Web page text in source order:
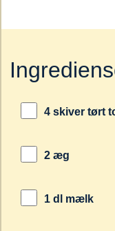
4 skiver tørt
2 æg
1 dl mælk